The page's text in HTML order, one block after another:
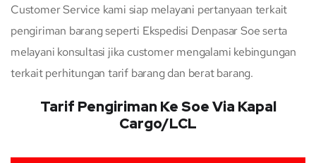
Customer Service kami siap melayani pertanyaan terkait
pengiriman barang seperti Ekspedisi Denpasar Soe serta
melayani konsultasi jika customer mengalami kebingungan
terkait perhitungan tarif barang dan berat barang.
Tarif Pengiriman Ke Soe Via Kapal
Cargo/LCL